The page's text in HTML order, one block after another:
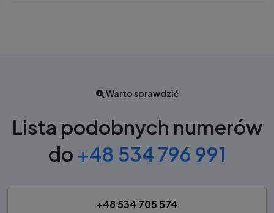
Warto sprawdzić
Lista podobnych numerów
do +48 534 796 991
+48 534 705 574